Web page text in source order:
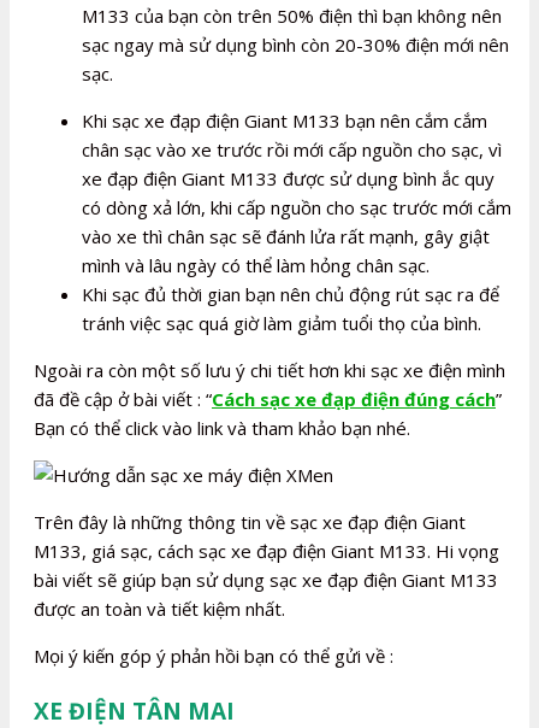
M133 của bạn còn trên 50% điện thì bạn không nên
sạc ngay mà sử dụng bình còn 20-30% điện mới nên
sạc.
Khi sạc xe đạp điện Giant M133 bạn nên cắm cắm
chân sạc vào xe trước rồi mới cấp nguồn cho sạc, vì
xe đạp điện Giant M133 được sử dụng bình ắc quy
có dòng xả lớn, khi cấp nguồn cho sạc trước mới cắm
vào xe thì chân sạc sẽ đánh lửa rất mạnh, gây giật
mình và lâu ngày có thể làm hỏng chân sạc.
Khi sạc đủ thời gian bạn nên chủ động rút sạc ra để
tránh việc sạc quá giờ làm giảm tuổi thọ của bình.
Ngoài ra còn một số lưu ý chi tiết hơn khi sạc xe điện mình
đã đề cập ở bài viết : “Cách sạc xe đạp điện đúng cách”
Bạn có thể click vào link và tham khảo bạn nhé.
Trên đây là những thông tin về sạc xe đạp điện Giant
M133, giá sạc, cách sạc xe đạp điện Giant M133. Hi vọng
bài viết sẽ giúp bạn sử dụng sạc xe đạp điện Giant M133
được an toàn và tiết kiệm nhất.
Mọi ý kiến góp ý phản hồi bạn có thể gửi về :
XE ĐIỆN TÂN MAI